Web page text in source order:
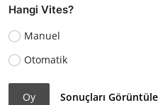
Hangi Vites?
Manuel
Otomatik
Oy Sonuçları Görüntüle